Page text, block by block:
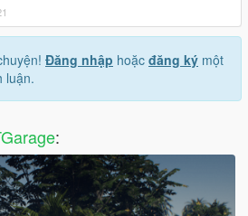
Đăng nhập hoặc đăng ký một
luận.
: